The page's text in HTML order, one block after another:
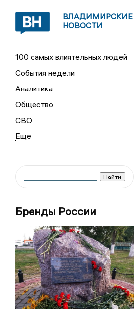
ВЛАДИМИРСКИЕ
НОВОСТИ
100 самых влиятельных людей
События недели
Аналитика
Общество
СВО
Бренды России